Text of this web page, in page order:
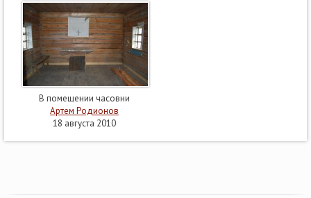
В помещении часовни
Артем Родионов
18 августа 2010